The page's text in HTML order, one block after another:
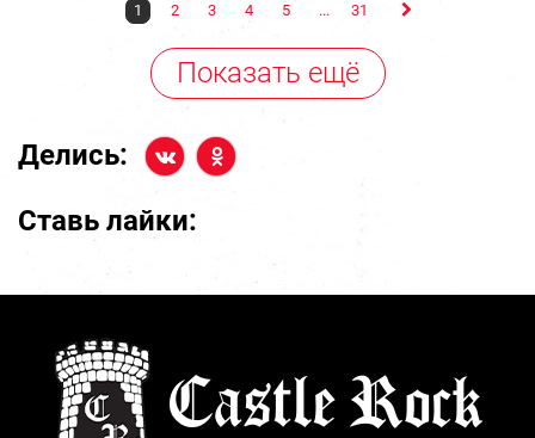
1 2 3 4 5 ... 31
Показать ещё
Делись:
Ставь лайки: